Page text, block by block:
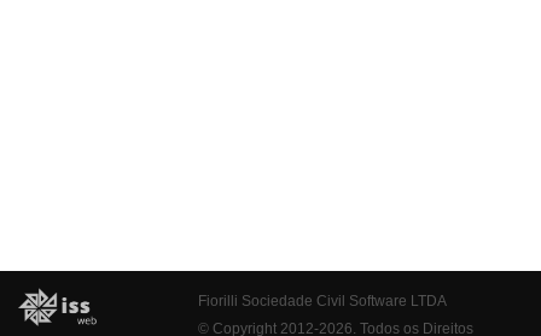
Fiorilli Sociedade Civil Software LTDA
© Copyright 2012-2026. Todos os Direitos